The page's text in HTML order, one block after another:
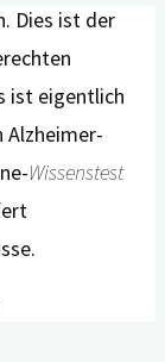
Dies ist der
ist eigentlich
Alzheimer-
Wissenstest